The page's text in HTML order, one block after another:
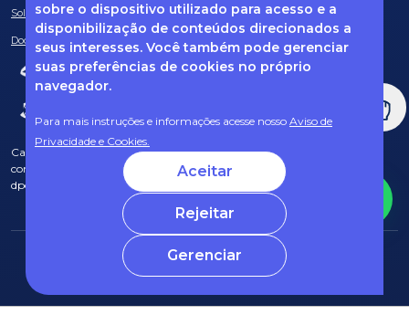
sobre o dispositivo utilizado para acesso e a
disponibilização de conteúdos direcionados a
seus interesses. Você também pode gerenciar
suas preferências de cookies no próprio
navegador.
Para mais instruções e informações acesse nosso Aviso de
Privacidade e Cookies.
Aceitar
Rejeitar
Gerenciar
Solicitação de informações
Documentos obrigatórios
Caso tenha dúvidas sobre Privacidade de Dados e LGPD, entre em
contato com o nosso DPO (encarregado de dados) via e-mail:
dpo@fcopel.org.br
© 2025 Fundação Copel Todos os direitos reservados